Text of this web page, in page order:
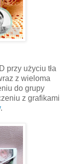
przy użyciu tła
z wieloma
do grupy
z grafikami
.